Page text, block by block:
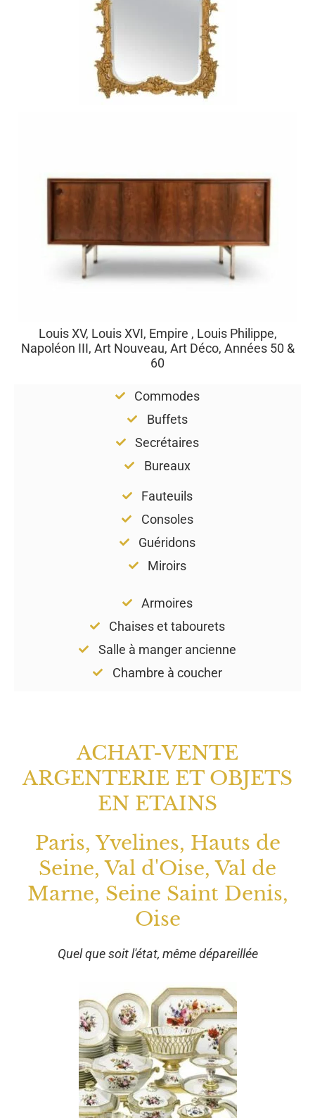
Louis XV, Louis XVI, Empire , Louis Philippe,
Napoléon III, Art Nouveau, Art Déco, Années 50 &
60
Commodes
Buffets
Secrétaires
Bureaux
Fauteuils
Consoles
Guéridons
Miroirs
Armoires
Chaises et tabourets
Salle à manger ancienne
Chambre à coucher
ACHAT-VENTE
ARGENTERIE ET OBJETS
EN ETAINS
Paris, Yvelines, Hauts de
Seine, Val d'Oise, Val de
Marne, Seine Saint Denis,
Oise
Quel que soit l'état, même dépareillée